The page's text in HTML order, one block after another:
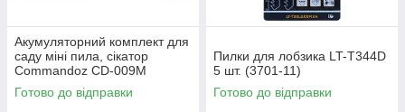
Акумуляторний комплект для
саду міні пила, сікатор
Commandoz CD-009M
Готово до відправки
Пилки для лобзика LT-T344D
5 шт. (3701-11)
Готово до відправки